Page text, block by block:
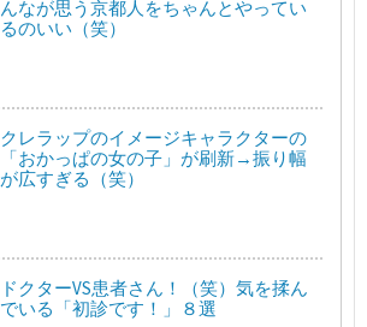
んなが思う京都人をちゃんとやってい
るのいい（笑）
クレラップのイメージキャラクターの
「おかっぱの女の子」が刷新→振り幅
が広すぎる（笑）
ドクターVS患者さん！（笑）気を揉ん
でいる「初診です！」８選